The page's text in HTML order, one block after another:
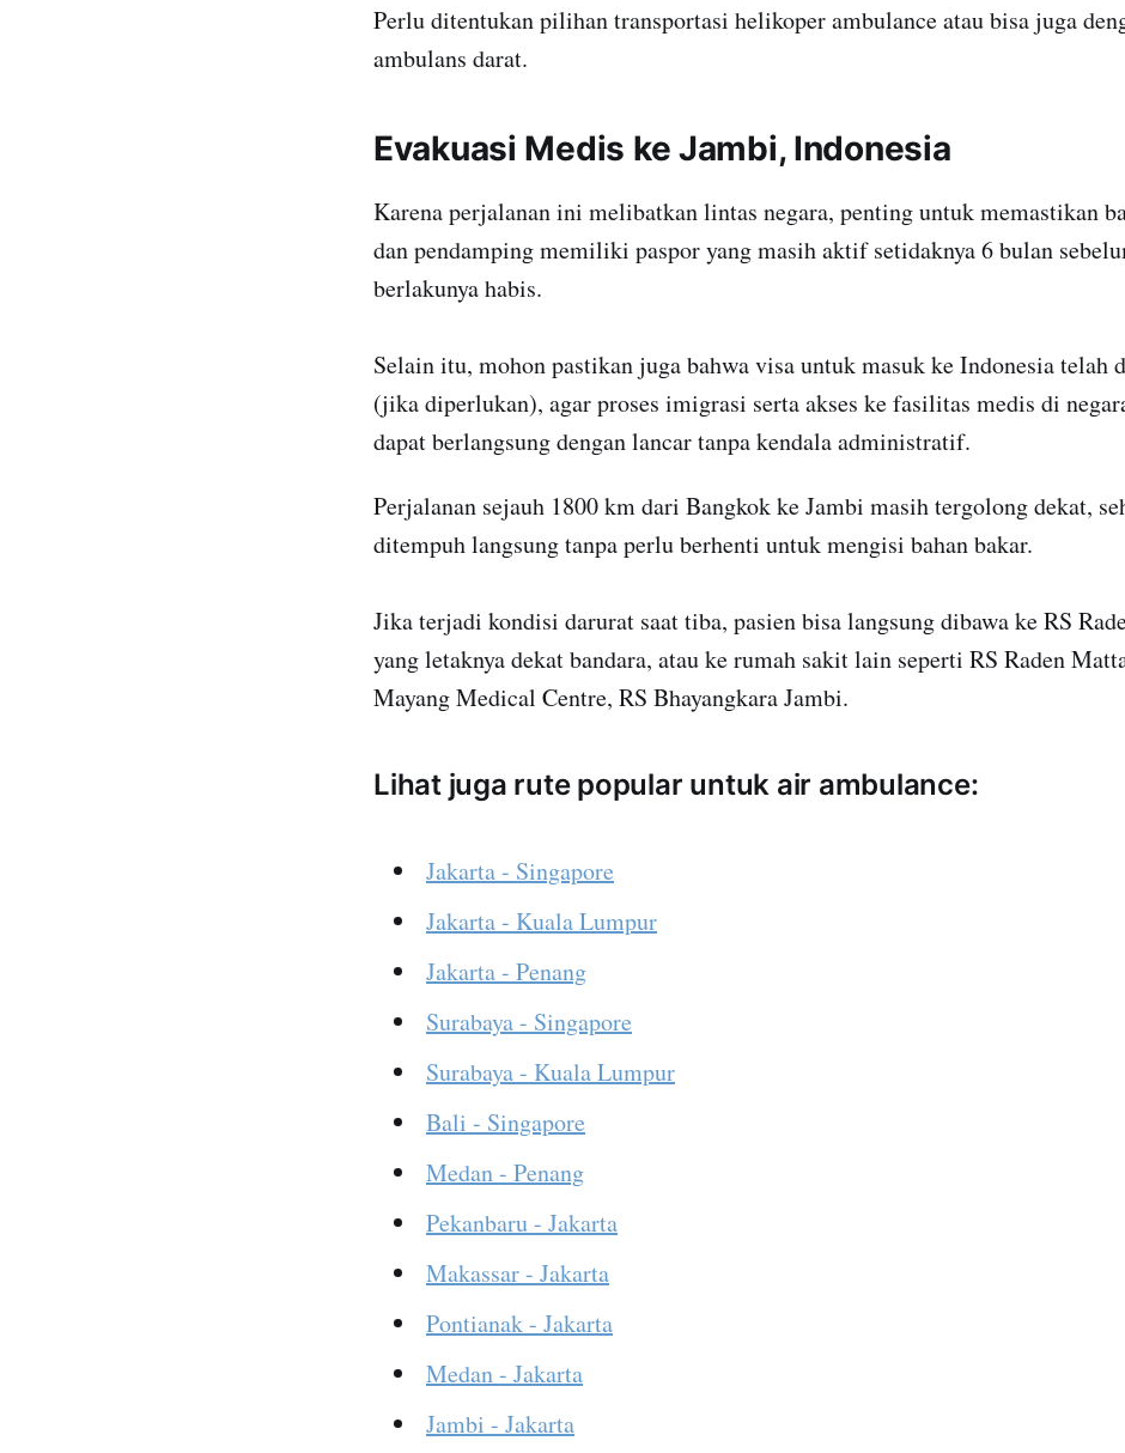
Perlu ditentukan pilihan transportasi helikoper ambulance atau bisa juga
ambulans darat.
Evakuasi Medis ke Jambi, Indonesia
Karena perjalanan ini melibatkan lintas negara, penting untuk memastikan
dan pendamping memiliki paspor yang masih aktif setidaknya 6 bulan
berlakunya habis.
Selain itu, mohon pastikan juga bahwa visa untuk masuk ke Indonesia telah
(jika diperlukan), agar proses imigrasi serta akses ke fasilitas medis di
dapat berlangsung dengan lancar tanpa kendala administratif.
Perjalanan sejauh 1800 km dari Bangkok ke Jambi masih tergolong dekat,
ditempuh langsung tanpa perlu berhenti untuk mengisi bahan bakar.
Jika terjadi kondisi darurat saat tiba, pasien bisa langsung dibawa ke RS
yang letaknya dekat bandara, atau ke rumah sakit lain seperti RS Raden
Mayang Medical Centre, RS Bhayangkara Jambi.
Lihat juga rute popular untuk air ambulance:
Jakarta - Singapore
Jakarta - Kuala Lumpur
Jakarta - Penang
Surabaya - Singapore
Surabaya - Kuala Lumpur
Bali - Singapore
Medan - Penang
Pekanbaru - Jakarta
Makassar - Jakarta
Pontianak - Jakarta
Medan - Jakarta
Jambi - Jakarta